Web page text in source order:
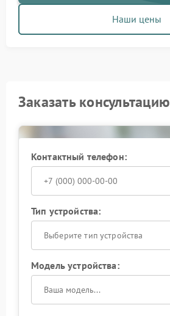
Наши цены
Заказать консультацию
Контактный телефон:
Тип устройства:
Выберите тип устройства
Модель устройства: